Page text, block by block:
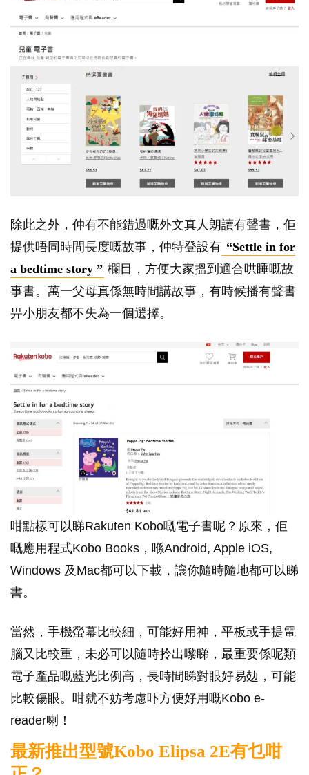
除此之外，仲有不能錯過嘅外文真人朗讀有聲書，佢
提供唔同時間長度嘅故事，仲特登設有 “Settle in for
a bedtime story ” 欄目，方便大家搵到適合哄睡嘅故
事書。萬一父母真係無時間講故事，有時候播有聲書
畀小朋友都不失為一個選擇。
咁點樣可以睇Rakuten Kobo嘅電子書呢？原來，佢
嘅應用程式Kobo Books，喺Android, Apple iOS,
Windows 及Mac都可以下載，讓你隨時隨地都可以睇
書。
當然，手機螢幕比較細，可能好用神，平板或手提電
腦又比較重，未必可以隨時拎出嚟睇，最重要係呢類
電子產品嘅藍光比例高，長時間睇對眼好易攰，可能
比較傷眼。咁就不妨考慮吓方便好用嘅Kobo e-
reader喇！
最新推出型號Kobo Elipsa 2E有乜咁